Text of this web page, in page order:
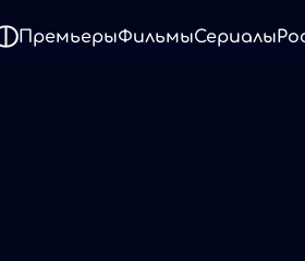
ПремьерыФильмыСериалы